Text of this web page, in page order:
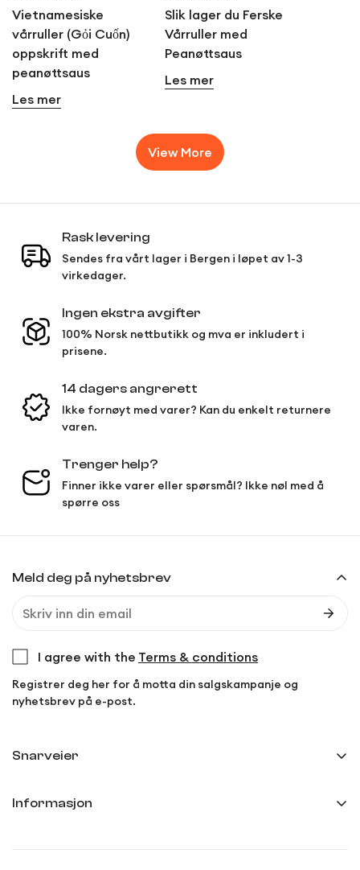
Vietnamesiske
vårruller (Gỏi Cuốn)
oppskrift med
peanøttsaus
Les mer
Slik lager du Ferske
Vårruller med
Peanøttsaus
Les mer
View More
Rask levering
Sendes fra vårt lager i Bergen i løpet av 1-3
virkedager.
Ingen ekstra avgifter
100% Norsk nettbutikk og mva er inkludert i
prisene.
14 dagers angrerett
Ikke fornøyt med varer? Kan du enkelt returnere
varen.
Trenger help?
Finner ikke varer eller spørsmål? Ikke nøl med å
spørre oss
Snarveier
Ordreoversikt
Informasjon
Meld deg på nyhetsbrev
I agree with the Terms & conditions
Registrer deg her for å motta din salgskampanje og
nyhetsbrev på e-post.